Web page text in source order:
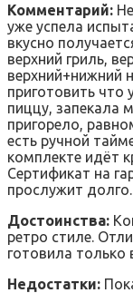
Комментарий:
уже успела
вкусно
верхний гриль,
верхний+нижний
приготовить что
пиццу, запекала
пригорело,
есть ручной
комплекте идёт
Сертификат на
прослужит долго.
Достоинства:
ретро стиле.
готовила только
Недостатки: